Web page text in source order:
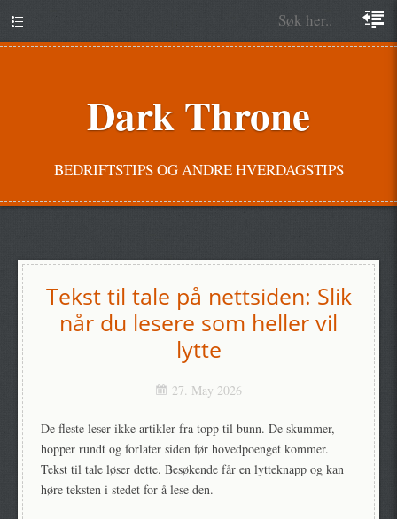
Dark Throne
BEDRIFTSTIPS OG ANDRE HVERDAGSTIPS
Tekst til tale på nettsiden: Slik
når du lesere som heller vil
lytte
27. May 2026
De fleste leser ikke artikler fra topp til bunn. De skummer,
hopper rundt og forlater siden før hovedpoenget kommer.
Tekst til tale løser dette. Besøkende får en lytteknapp og kan
høre teksten i stedet for å lese den.